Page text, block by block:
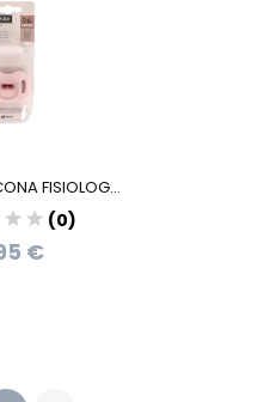
FISIOLOG...
(0)
€